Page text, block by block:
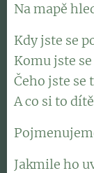
Na mapě
Kdy jste se
Komu jste
Čeho jste se
A co si to
Jakmile ho